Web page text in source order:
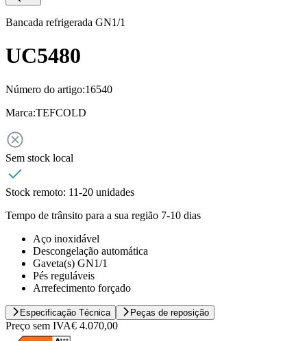
Bancada refrigerada GN1/1
UC5480
Número do artigo:16540
Marca:TEFCOLD
Sem stock local
Stock remoto: 11-20 unidades
Tempo de trânsito para a sua região 7-10 dias
Aço inoxidável
Descongelação automática
Gaveta(s) GN1/1
Pés reguláveis
Arrefecimento forçado
Especificação Técnica Peças de reposição
Preço sem IVA€ 4.070,00